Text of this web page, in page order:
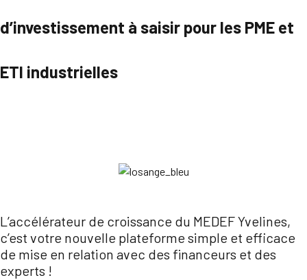
d’investissement à saisir pour les PME et
ETI industrielles
L’accélérateur de croissance du MEDEF Yvelines,
c’est votre nouvelle plateforme simple et efficace
de mise en relation avec des financeurs et des
experts !